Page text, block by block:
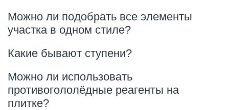
Можно ли подобрать все элементы
участка в одном стиле?
Какие бывают ступени?
Можно ли использовать
противогололёдные реагенты на
плитке?